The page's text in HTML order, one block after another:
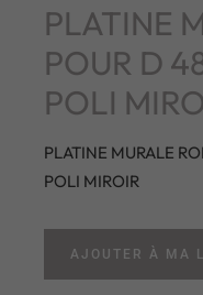
PLATINE
POUR D
POLI
PLATINE MURALE
POLI MIROIR
AJOUTER À MA